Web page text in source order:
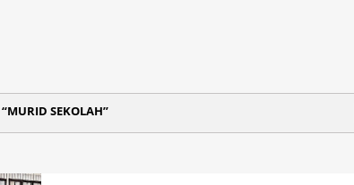
MURID SEKOLAH